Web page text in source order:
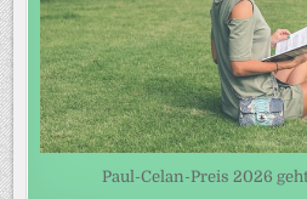
Paul-Celan-Preis 2026